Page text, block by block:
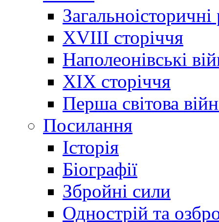
XVIII сторіччя
Наполеонівські
XIX сторіччя
Перша світова
Посилання
Історія
Біографії
Збройні сили
Однострій та